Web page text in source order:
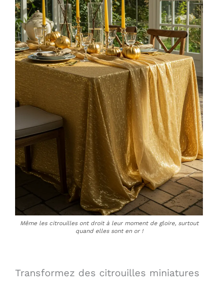
Même les citrouilles ont droit à leur moment de gloire, surtout
quand elles sont en or !
Transformez des citrouilles miniatures